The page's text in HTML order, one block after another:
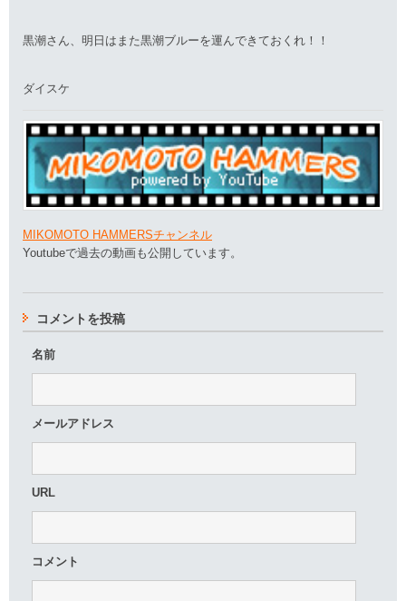
黒潮さん、明日はまた黒潮ブルーを運んできておくれ！！
ダイスケ
MIKOMOTO HAMMERSチャンネル
Youtubeで過去の動画も公開しています。
コメントを投稿
名前
メールアドレス
URL
コメント